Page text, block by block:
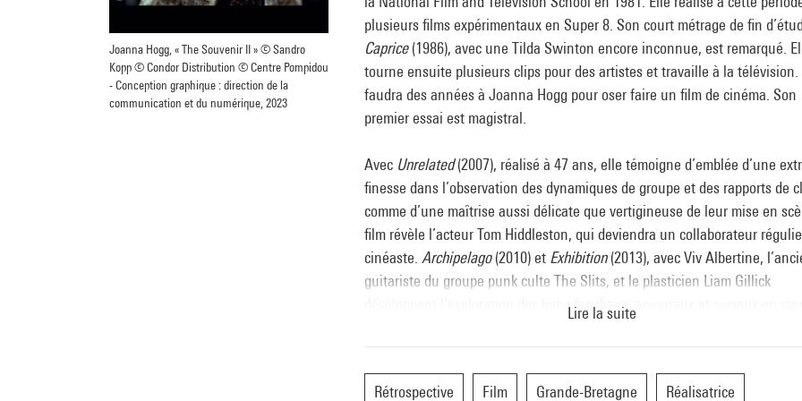
Joanna Hogg, « The Souvenir II » © Sandro
Kopp © Condor Distribution © Centre Pompidou
- Conception graphique : direction de la
communication et du numérique, 2023
plusieurs films expérimentaux en Super 8. Son court métrage de fin
Caprice(1986), avec une Tilda Swinton encore inconnue, est remarqué.
tourne ensuite plusieurs clips pour des artistes et travaille à la télévision.
faudra des années à Joanna Hogg pour oser faire un film de cinéma. Son
premier essai est magistral.
Avec Unrelated(2007), réalisé à 47 ans, elle témoigne d’emblée d’une
finesse dans l’observation des dynamiques de groupe et des rapports de
comme d’une maîtrise aussi délicate que vertigineuse de leur mise en
film révèle l’acteur Tom Hiddleston, qui deviendra un collaborateur
cinéaste. Archipelago(2010) et Exhibition(2013), avec Viv Albertine,
guitariste du groupe punk culte The Slits, et le plasticien Liam Gillick
développent l’exploration des liens familiaux, amoureux et sociaux en
campagne italienne en été – aux plus raffinés – une villa toscane, une
moderniste à Londres, au travers de dispositifs originaux de distanciation
regard qui jamais ne méprisent leurs sujets. Joanna Hogg s’impose avec
Lire la suite
Rétrospective Film Grande-Bretagne Réalisatrice